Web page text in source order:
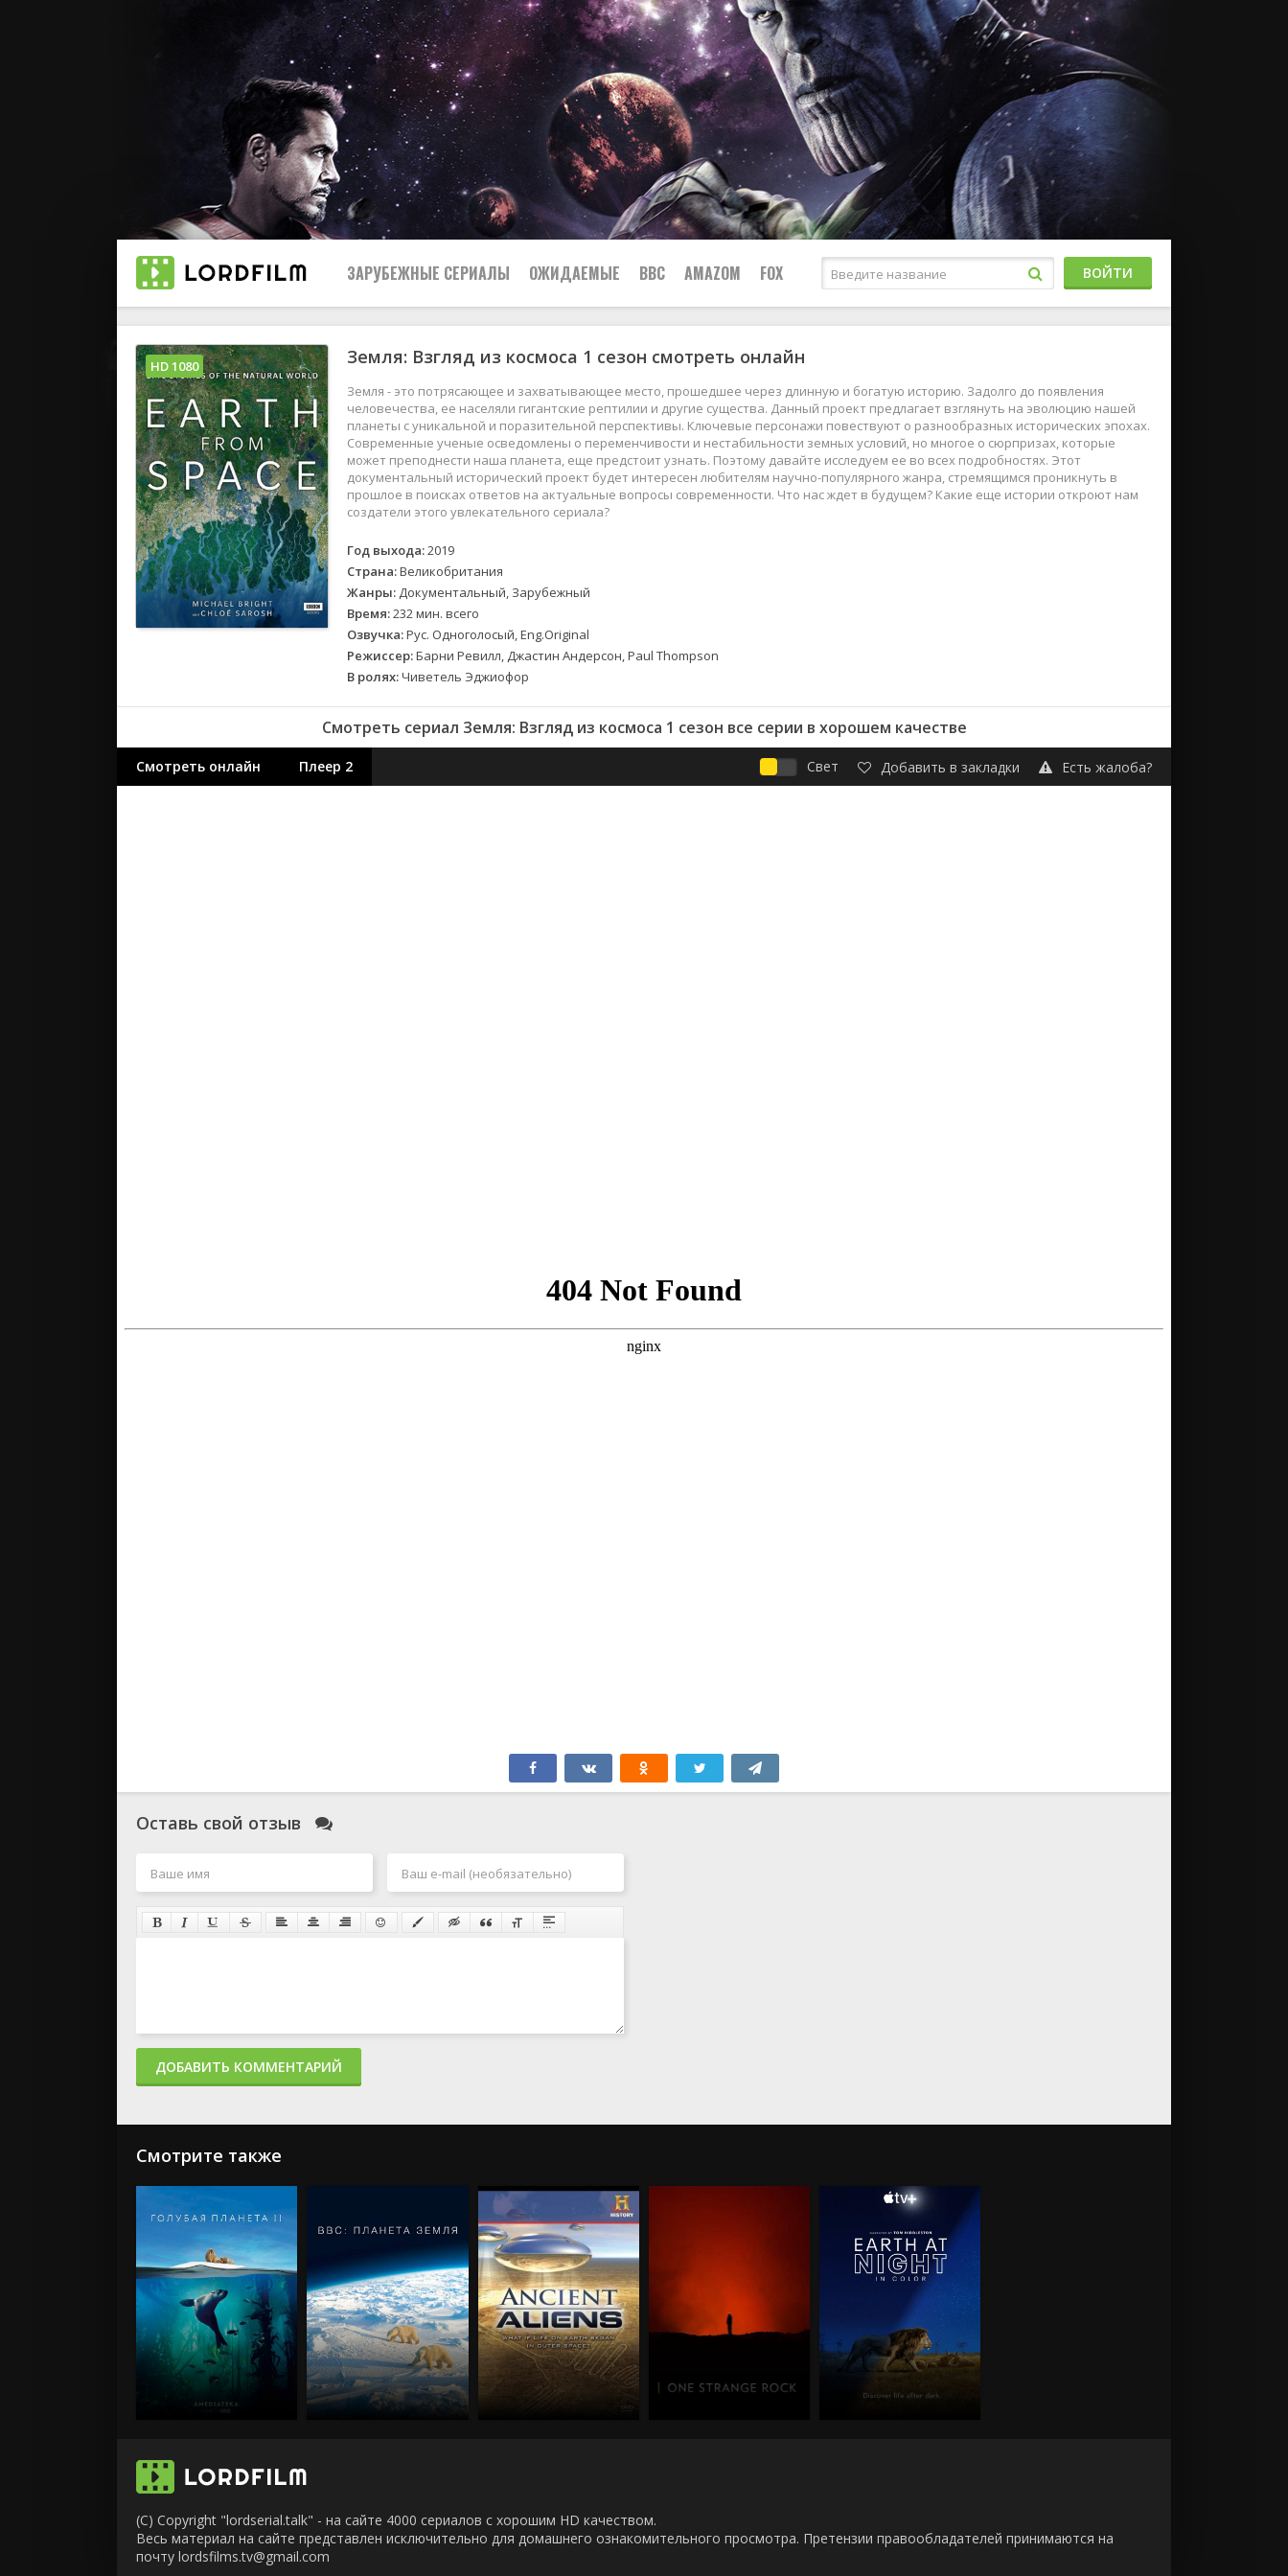
ЗАРУБЕЖНЫЕ СЕРИАЛЫ
Все
2019
2018
2017
Великобритания
Германия
Корея Южная
Канада
Индия
Франция
Боевики
Приключения
Детективы
Драмы
Исторические
Ужасы
Военные
Семейные
Спортивные
Вестерны
ОЖИДАЕМЫЕ BBC AMAZOM FOX ВОЙТИ
Земля: Взгляд из космоса 1 сезон смотреть онлайн
Земля - это потрясающее и захватывающее место, прошедшее через длинную и богатую историю. Задолго до появления
человечества, ее населяли гигантские рептилии и другие существа. Данный проект предлагает взглянуть на эволюцию нашей
планеты с уникальной и поразительной перспективы. Ключевые персонажи повествуют о разнообразных исторических эпохах.
Современные ученые осведомлены о переменчивости и нестабильности земных условий, но многое о сюрпризах, которые
может преподнести наша планета, еще предстоит узнать. Поэтому давайте исследуем ее во всех подробностях. Этот
документальный исторический проект будет интересен любителям научно-популярного жанра, стремящимся проникнуть в
прошлое в поисках ответов на актуальные вопросы современности. Что нас ждет в будущем? Какие еще истории откроют нам
создатели этого увлекательного сериала?
Год выхода:2019
Страна:Великобритания
Жанры: Документальный, Зарубежный
Время:232 мин. всего
Озвучка:Рус. Одноголосый, Eng.Original
Режиссер:Барни Ревилл, Джастин Андерсон, Paul Thompson
В ролях:Чиветель Эджиофор
HD 1080
Смотреть сериал Земля: Взгляд из космоса 1 сезон все серии в хорошем качестве
Смотреть онлайн Плеер 2 Свет Добавить в закладки Есть жалоба?
Оставь свой отзыв
ДОБАВИТЬ КОММЕНТАРИЙ
Смотрите также
(C) Copyright "lordserial.talk" - на сайте 4000 сериалов с хорошим HD качеством.
Весь материал на сайте представлен исключительно для домашнего ознакомительного просмотра. Претензии правообладателей принимаются на
почту lordsfilms.tv@gmail.com